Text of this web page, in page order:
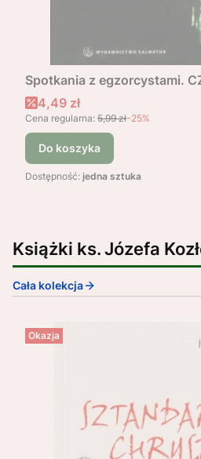
Spotkania z egzorcystami.
Cena promocyjna
4,49 zł
Cena regularna: 5,99 zł-25%
Do koszyka
Dostępność: jedna sztuka
Książki ks. Józefa
Cała kolekcja
Okazja